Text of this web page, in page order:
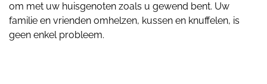
om met uw huisgenoten zoals u gewend bent. Uw
familie en vrienden omhelzen, kussen en knuffelen, is
geen enkel probleem.